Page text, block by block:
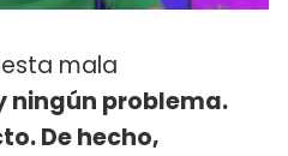
mala
ningún problema.
De hecho,